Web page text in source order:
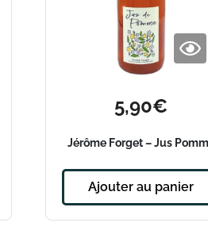
5,90€
Jérôme Forget – Jus
Ajouter au panier